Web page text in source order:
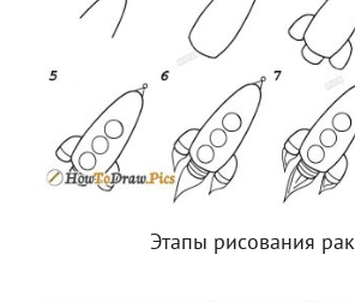
Этапы рисования